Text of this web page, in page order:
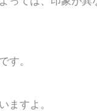
す。
ますよ。